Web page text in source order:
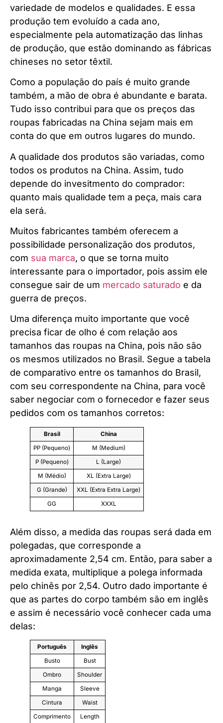
variedade de modelos e qualidades. E essa
produção tem evoluído a cada ano,
especialmente pela automatização das linhas
de produção, que estão dominando as fábricas
chineses no setor têxtil.
Como a população do país é muito grande
também, a mão de obra é abundante e barata.
Tudo isso contribui para que os preços das
roupas fabricadas na China sejam mais em
conta do que em outros lugares do mundo.
A qualidade dos produtos são variadas, como
todos os produtos na China. Assim, tudo
depende do invesitmento do comprador:
quanto mais qualidade tem a peça, mais cara
ela será.
Muitos fabricantes também oferecem a
possibilidade personalização dos produtos,
com sua marca, o que se torna muito
interessante para o importador, pois assim ele
consegue sair de um mercado saturado e da
guerra de preços.
Uma diferença muito importante que você
precisa ficar de olho é com relação aos
tamanhos das roupas na China, pois não são
os mesmos utilizados no Brasil. Segue a tabela
de comparativo entre os tamanhos do Brasil,
com seu correspondente na China, para você
saber negociar com o fornecedor e fazer seus
pedidos com os tamanhos corretos:
Brasil
China
PP (Pequeno)
M (Medium)
P (Pequeno)
L (Large)
M (Médio)
XL (Extra Large)
G (Grande)
XXL (Extra Extra Large)
GG
XXXL
Além disso, a medida das roupas será dada em
polegadas, que corresponde a
aproximadamente 2,54 cm. Então, para saber a
medida exata, multiplique a polega informada
pelo chinês por 2,54. Outro dado importante é
que as partes do corpo também são em inglês
e assim é necessário você conhecer cada uma
delas:
Português
Inglês
Busto
Bust
Ombro
Shoulder
Manga
Sleeve
Cintura
Waist
Comprimento
Length